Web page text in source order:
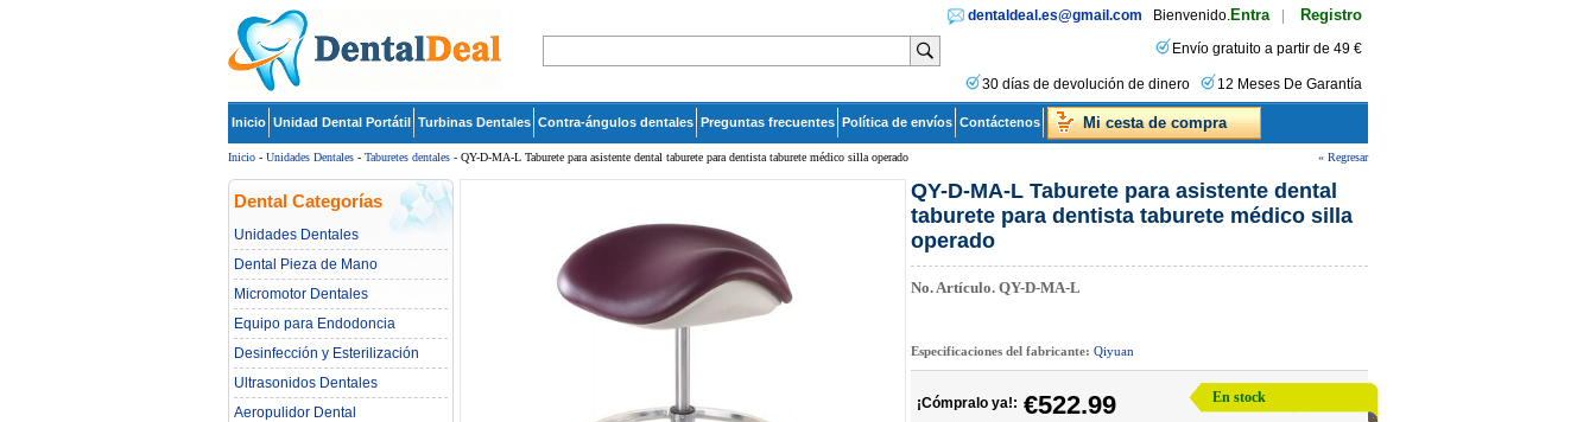
dentaldeal.es@gmail.com Bienvenido.Entra Registro
Envío gratuito a partir de 49 €
30 días de devolución de dinero 12 Meses De Garantía
Inicio Unidad Dental Portátil Turbinas Dentales Contra-ángulos dentales Preguntas frecuentes Política de envíos Contáctenos Mi cesta de compra
Inicio - Unidades Dentales - Taburetes dentales - QY-D-MA-L Taburete para asistente dental taburete para dentista taburete médico silla operado « Regresar
Dental Categorías
Unidades Dentales
Dental Pieza de Mano
Micromotor Dentales
Equipo para Endodoncia
Desinfección y Esterilización
Ultrasonidos Dentales
Aeropulidor Dental
QY-D-MA-L Taburete para asistente dental
taburete para dentista taburete médico silla
operado
No. Artículo. QY-D-MA-L
Especificaciones del fabricante: Qiyuan
En stock
¡Cómpralo ya!: €522.99